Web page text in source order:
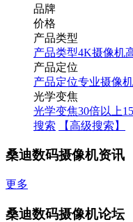
品牌
价格
产品类型
产品类型4K摄像机
产品定位
产品定位专业摄像机
光学变焦
光学变焦30倍以上
搜索
【高级搜索】
桑迪数码摄像机资讯
更多
桑迪数码摄像机论坛